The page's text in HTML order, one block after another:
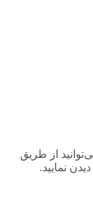
از طریق
نمایید.